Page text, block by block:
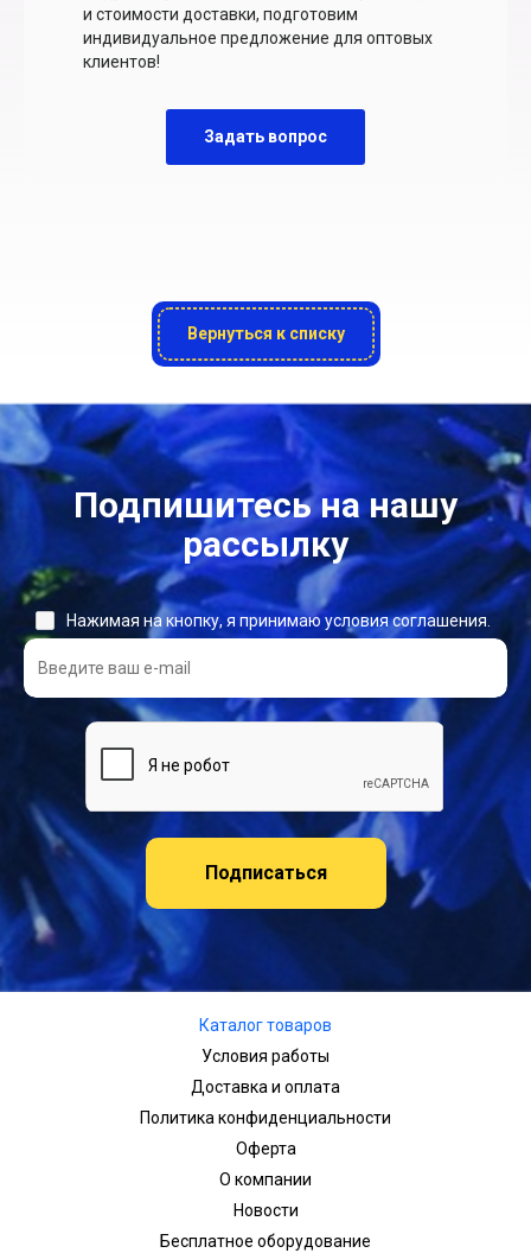
и стоимости доставки, подготовим
индивидуальное предложение для оптовых
клиентов!
Задать вопрос
Вернуться к списку
Подпишитесь на нашу
рассылку
Подписаться
Нажимая на кнопку, я принимаю условия соглашения.
Каталог товаров
Условия работы
Доставка и оплата
Политика конфиденциальности
Оферта
О компании
Новости
Бесплатное оборудование